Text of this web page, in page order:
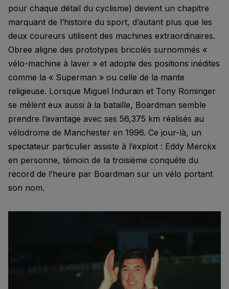
pour chaque détail du cyclisme) devient un chapitre
marquant de l’histoire du sport, d’autant plus que les
deux coureurs utilisent des machines extraordinaires.
Obree aligne des prototypes bricolés surnommés «
vélo-machine à laver » et adopte des positions inédites
comme la « Superman » ou celle de la mante
religieuse. Lorsque Miguel Indurain et Tony Rominger
se mêlent eux aussi à la bataille, Boardman semble
prendre l’avantage avec ses 56,375 km réalisés au
vélodrome de Manchester en 1996. Ce jour-là, un
spectateur particulier assiste à l’exploit : Eddy Merckx
en personne, témoin de la troisième conquête du
record de l’heure par Boardman sur un vélo portant
son nom.